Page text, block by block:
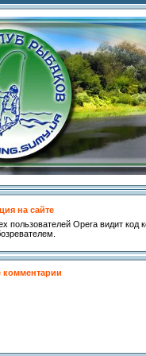
на сайте
пользователей Opera видит код
комментарии